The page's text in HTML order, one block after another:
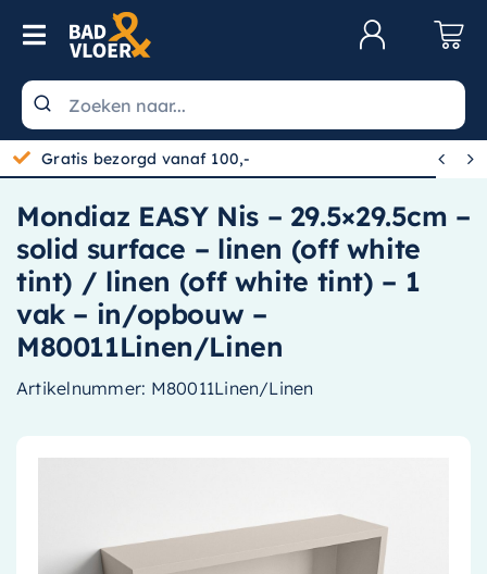
Skip to content
Toggle Navigation
Wastafels
Toiletten
Spiegels
Kranen
Douche
Badkamermeubels
Installatiemateriaal
 
Mondiaz EASY Nis – 29.5×29.5cm –
solid surface – linen (off white
tint) / linen (off white tint) – 1
vak – in/opbouw –
M80011Linen/Linen
Artikelnummer: M80011Linen/Linen